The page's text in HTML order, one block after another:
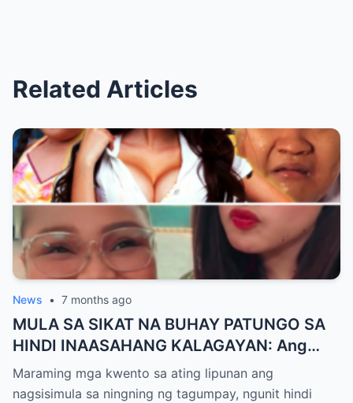
Related Articles
News • 7 months ago
MULA SA SIKAT NA BUHAY PATUNGO SA
HINDI INAASAHANG KALAGAYAN: Ang
Nakakaantig na Transpormasyon na
Gumulantang sa Publiko
Maraming mga kwento sa ating lipunan ang
nagsisimula sa ningning ng tagumpay, ngunit hindi